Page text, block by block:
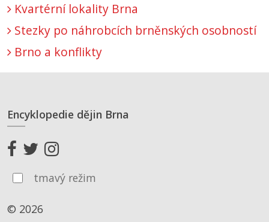
Kvartérní lokality Brna
Stezky po náhrobcích brněnských osobností
Brno a konflikty
Encyklopedie dějin Brna
tmavý režim
© 2026